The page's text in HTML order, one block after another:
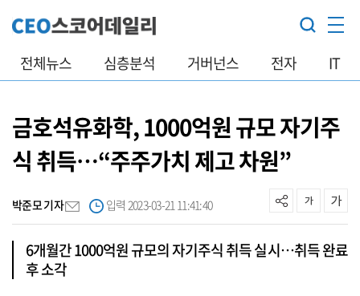
전체뉴스 심층분석 거버넌스 전자 IT
금호석유화학, 1000억원 규모 자기주
식 취득…“주주가치 제고 차원”
박준모 기자 입력 2023-03-21 11:41:40
6개월간 1000억원 규모의 자기주식 취득 실시…취득 완료
후 소각